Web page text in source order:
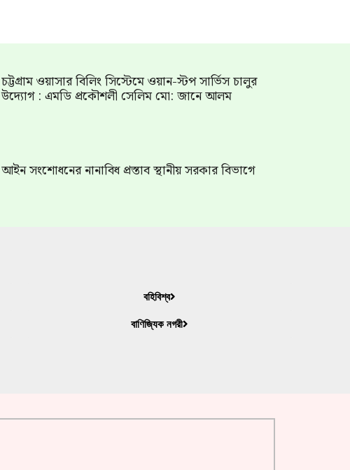
চট্টগ্রাম ওয়াসার বিলিং সিস্টেমে ওয়ান-স্টপ সার্ভিস চালুর
উদ্যোগ : এমডি প্রকৌশলী সেলিম মো: জানে আলম
আইন সংশোধনের নানাবিধ প্রস্তাব স্থানীয় সরকার বিভাগে
বহিবিশ্ব
বাণিজ্যিক নগরী